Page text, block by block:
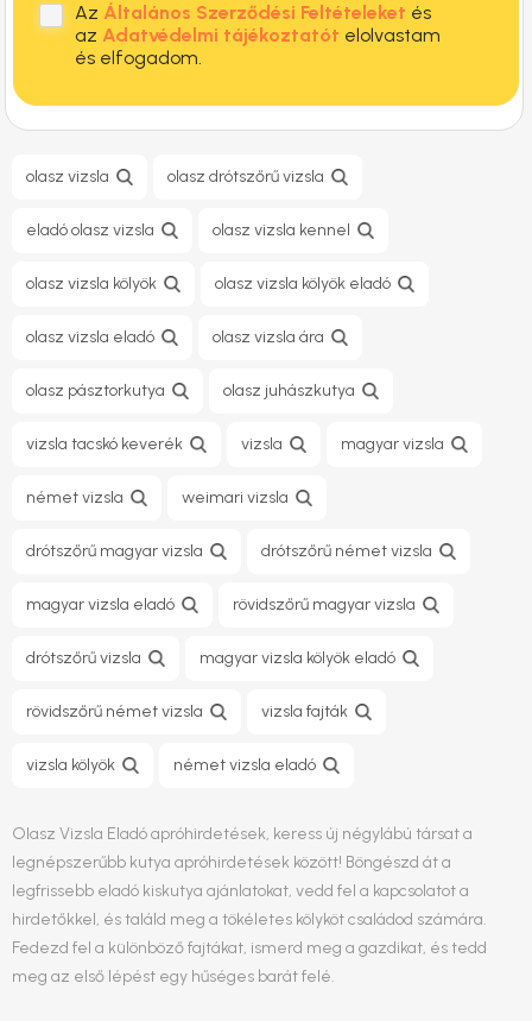
Az Általános Szerződési Feltételeket és
az Adatvédelmi tájékoztatót elolvastam
és elfogadom.
olasz vizsla olasz drótszőrű vizsla
eladó olasz vizsla olasz vizsla kennel
olasz vizsla kölyök olasz vizsla kölyök eladó
olasz vizsla eladó olasz vizsla ára
olasz pásztorkutya olasz juhászkutya
vizsla tacskó keverék vizsla magyar vizsla
német vizsla weimari vizsla
drótszőrű magyar vizsla drótszőrű német vizsla
magyar vizsla eladó rövidszőrű magyar vizsla
drótszőrű vizsla magyar vizsla kölyök eladó
rövidszőrű német vizsla vizsla fajták
vizsla kölyök német vizsla eladó
Olasz Vizsla Eladó apróhirdetések, keress új négylábú társat a
legnépszerűbb kutya apróhirdetések között! Böngészd át a
legfrissebb eladó kiskutya ajánlatokat, vedd fel a kapcsolatot a
hirdetőkkel, és találd meg a tökéletes kölyköt családod számára.
Fedezd fel a különböző fajtákat, ismerd meg a gazdikat, és tedd
meg az első lépést egy hűséges barát felé.